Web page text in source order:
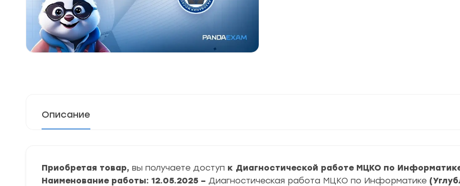
Описание
Приобретая товар, вы получаете доступ к Диагностической работе МЦКО по
Наименование работы: 12.05.2025 – Диагностическая работа МЦКО по Информатике